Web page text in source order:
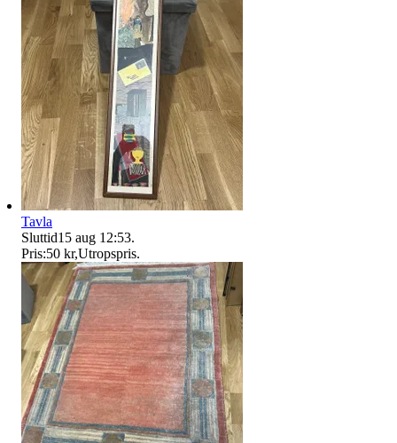
Tavla
Sluttid15 aug 12:53.
Pris:50 kr,Utropspris.